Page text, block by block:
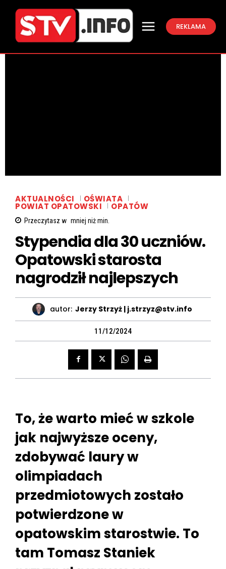
REKLAMA
AKTUALNOŚCI OŚWIATA
POWIAT OPATOWSKI OPATÓW
Przeczytasz w mniej niżmin.
Stypendia dla 30 uczniów.
Opatowski starosta
nagrodził najlepszych
autor: Jerzy Strzyż | j.strzyz@stv.info
11/12/2024
To, że warto mieć w szkole
jak najwyższe oceny,
zdobywać laury w
olimpiadach
przedmiotowych zostało
potwierdzone w
opatowskim starostwie. To
tam Tomasz Staniek